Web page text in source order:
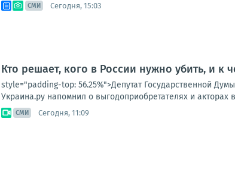
СМИ Сегодня, 15:03
Кто решает, кого в России нужно убить, и
style="padding-top: 56.25%">Депутат Государственной
Украина.ру напомнил о выгодоприобретателях и
СМИ Сегодня, 11:09